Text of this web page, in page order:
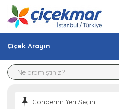
Çiçek Arayın
Gönderim Yeri Seçin